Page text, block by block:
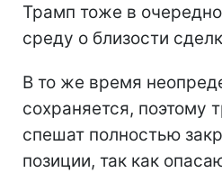
Трамп тоже в
среду о близости
В то же время
сохраняется, поэтому
спешат полностью
позиции, так как